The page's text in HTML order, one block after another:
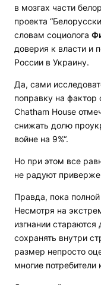
в мозгах части
проекта
словам социолога
доверия к власти и
России в Украину.
Да, сами
поправку на
Chatham House
снижать долю
войне на 9%“.
Но при этом все
не радуют
Правда, пока
Несмотря на
изгнании
сохранять внутри
размер непросто
многие потребители